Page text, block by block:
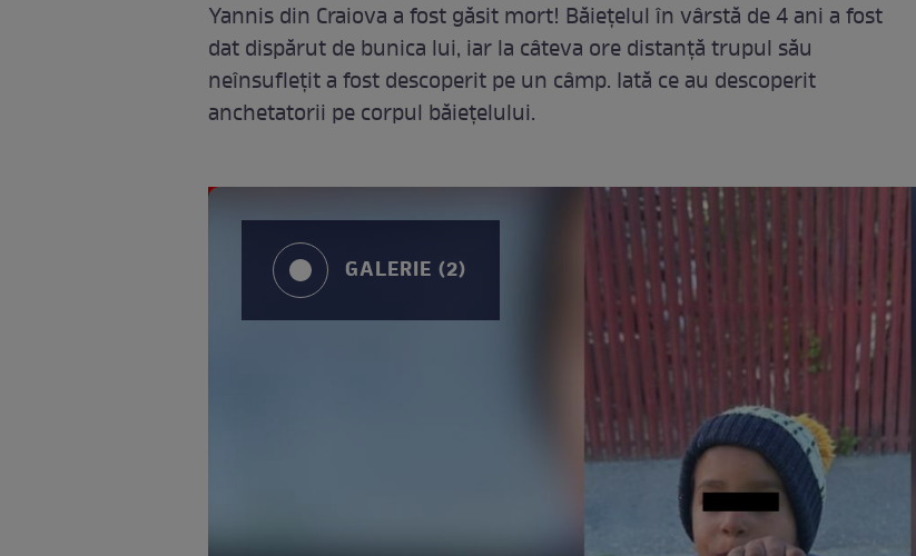
Yannis din Craiova a fost găsit mort! Băiețelul în vârstă de 4 ani a fost
dat dispărut de bunica lui, iar la câteva ore distanță trupul său
neînsuflețit a fost descoperit pe un câmp. Iată ce au descoperit
anchetatorii pe corpul băiețelului.
GALERIE (2)